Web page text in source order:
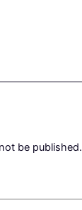
be published.